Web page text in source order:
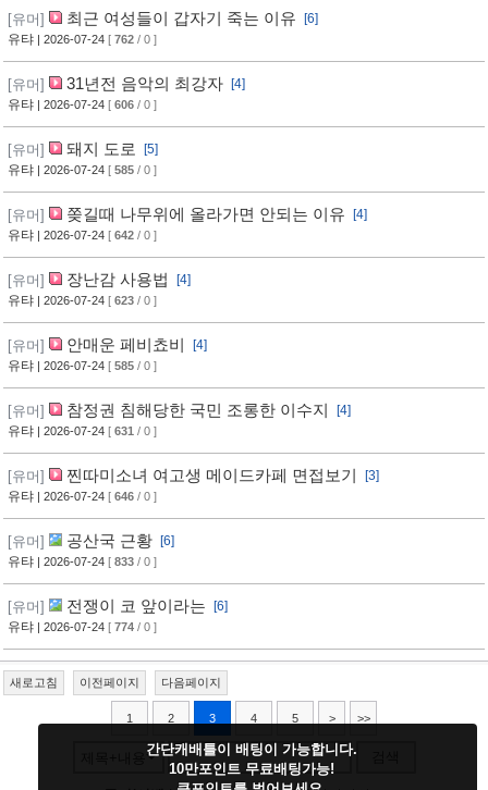
[유머] 최근 여성들이 갑자기 죽는 이유 [6]
유탸 | 2026-07-24 [ 762 / 0 ]
[유머] 31년전 음악의 최강자 [4]
유탸 | 2026-07-24 [ 606 / 0 ]
[유머] 돼지 도로
[5]
유탸 | 2026-07-24 [ 585 / 0 ]
[유머] 쫒길때 나무위에 올라가면 안되는 이유 [4]
유탸 | 2026-07-24 [ 642 / 0 ]
[유머] 장난감 사용법
[4]
유탸 | 2026-07-24 [ 623 / 0 ]
[유머] 안매운 페비쵸비
[4]
유탸 | 2026-07-24 [ 585 / 0 ]
[유머] 참정권 침해당한 국민 조롱한 이수지
[4]
유탸 | 2026-07-24 [ 631 / 0 ]
[유머] 찐따미소녀 여고생 메이드카페 면접보기
[3]
유탸 | 2026-07-24 [ 646 / 0 ]
[유머] 공산국 근황 [6]
유탸 | 2026-07-24 [ 833 / 0 ]
[유머] 전쟁이 코 앞이라는 [6]
유탸 | 2026-07-24 [ 774 / 0 ]
새로고침 이전페이지 다음페이지
1 2 3 4 5 > >>
간단캐배틀이 배팅이 가능합니다.
10만포인트 무료배팅가능!